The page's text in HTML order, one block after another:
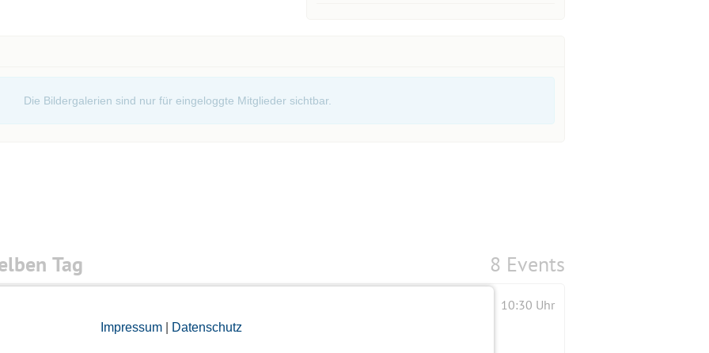
Impressum| Datenschutz
Die Bildergalerien sind nur für eingeloggte Mitglieder sichtbar.
Tag 8 Events
10:30 Uhr